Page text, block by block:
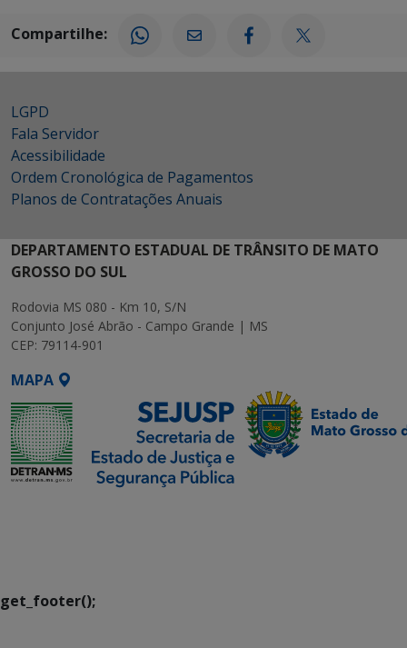
Compartilhe:
LGPD
Fala Servidor
Acessibilidade
Ordem Cronológica de Pagamentos
Planos de Contratações Anuais
DEPARTAMENTO ESTADUAL DE TRÂNSITO DE MATO
GROSSO DO SUL
Rodovia MS 080 - Km 10, S/N
Conjunto José Abrão - Campo Grande | MS
CEP: 79114-901
MAPA
get_footer();